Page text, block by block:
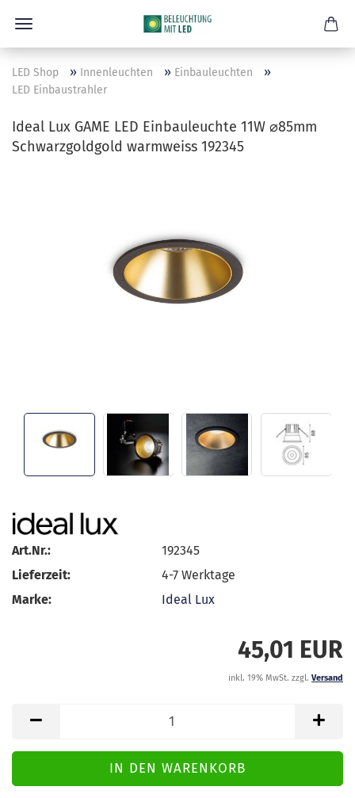
LED Shop » Innenleuchten » Einbauleuchten »
LED Einbaustrahler
Ideal Lux GAME LED Einbauleuchte 11W ⌀85mm
Schwarzgoldgold warmweiss 192345
Art.Nr.:
192345
Lieferzeit:
4-7 Werktage
Marke:
Ideal Lux
45,01 EUR
inkl. 19% MwSt. zzgl. Versand